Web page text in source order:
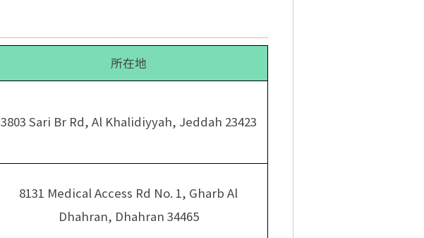
所在地
3803 Sari Br Rd, Al Khalidiyyah, Jeddah 23423
8131 Medical Access Rd No. 1, Gharb Al
Dhahran, Dhahran 34465